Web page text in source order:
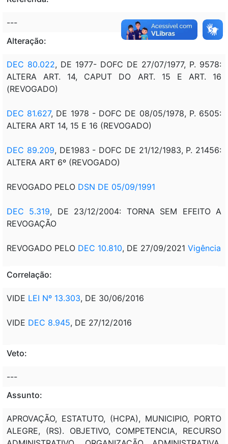
---
Alteração:
DEC 80.022, DE 1977- DOFC DE 27/07/1977, P. 9578:
ALTERA ART. 14, CAPUT DO ART. 15 E ART. 16
(REVOGADO)
DEC 81.627, DE 1978 - DOFC DE 08/05/1978, P. 6505:
ALTERA ART 14, 15 E 16 (REVOGADO)
DEC 89.209, DE1983 - DOFC DE 21/12/1983, P. 21456:
ALTERA ART 6º (REVOGADO)
REVOGADO PELO DSN DE 05/09/1991
DEC 5.319, DE 23/12/2004: TORNA SEM EFEITO A
REVOGAÇÃO
REVOGADO PELO DEC 10.810, DE 27/09/2021 Vigência
Correlação:
VIDE LEI Nº 13.303, DE 30/06/2016
VIDE DEC 8.945, DE 27/12/2016
Veto:
---
Assunto:
APROVAÇÃO, ESTATUTO, (HCPA), MUNICIPIO, PORTO
ALEGRE, (RS). OBJETIVO, COMPETENCIA, RECURSO